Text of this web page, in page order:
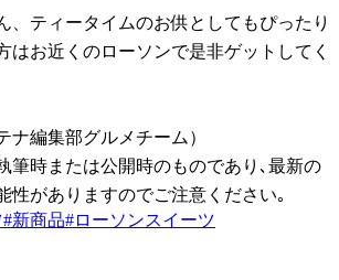
、ティータイムのお供としてもぴったり
はお近くのローソンで是非ゲットしてく
ナ編集部グルメチーム）
筆時または公開時のものであり､最新の
性がありますのでご注意ください｡
#新商品#ローソンスイーツ